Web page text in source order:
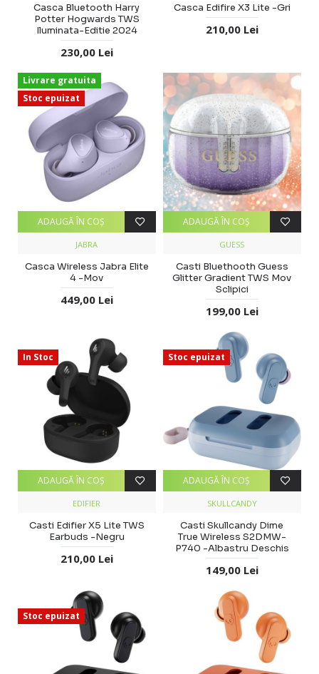
Casca Bluetooth Harry
Potter Hogwards TWS
Iluminata-Editie 2024
230,00 Lei
Casca Edifire X3 Lite -Gri
210,00 Lei
Livrare gratuita
Stoc epuizat
JABRA
Casca Wireless Jabra Elite
4 -Mov
449,00 Lei
ADAUGĂ ÎN COŞ
GUESS
Casti Bluethooth Guess
Glitter Gradient TWS Mov
Sclipici
199,00 Lei
ADAUGĂ ÎN COŞ
In Stoc
EDIFIER
Casti Edifier X5 Lite TWS
Earbuds -Negru
210,00 Lei
ADAUGĂ ÎN COŞ
Stoc epuizat
SKULLCANDY
Casti Skullcandy Dime
True Wireless S2DMW-
P740 -Albastru Deschis
149,00 Lei
ADAUGĂ ÎN COŞ
Stoc epuizat